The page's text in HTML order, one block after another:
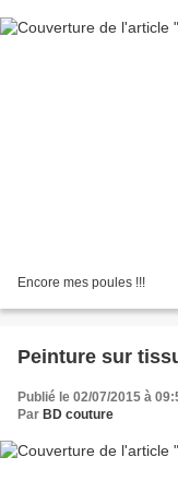
Encore mes poules !!!
Peinture sur
Publié le 02/07/2015 à
Par BD couture